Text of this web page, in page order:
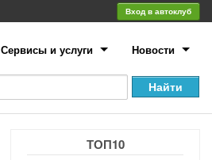
Вход в автоклуб
Сервисы и услуги Новости
ТОП10